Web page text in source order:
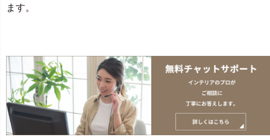
ます。